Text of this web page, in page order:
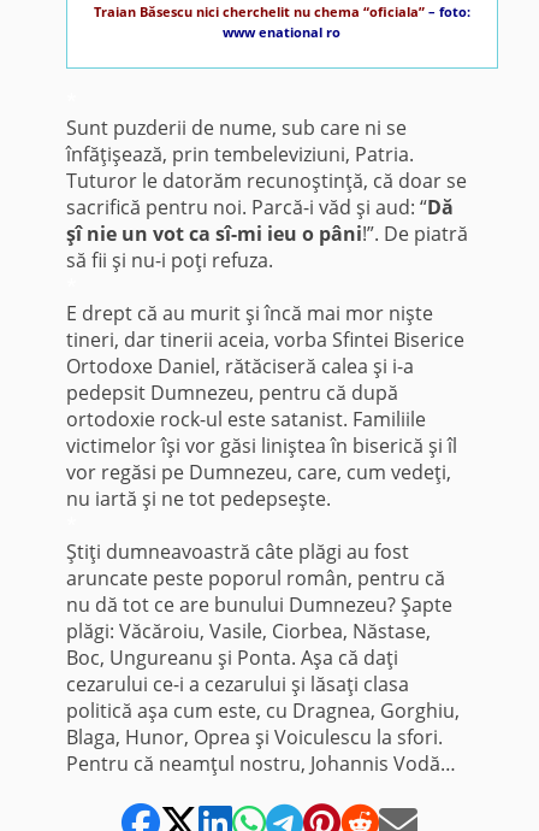
Traian Băsescu nici cherchelit nu chema “oficiala”– foto:
www enational ro
Sunt puzderii de nume, sub care ni se
înfăţişează, prin tembeleviziuni, Patria.
Tuturor le datorăm recunoştinţă, că doar se
sacrifică pentru noi. Parcă-i văd şi aud: “Dă
şî nie un vot ca sî-mi ieu o pâni!”. De piatră
să fii şi nu-i poţi refuza.
E drept că au murit şi încă mai mor nişte
tineri, dar tinerii aceia, vorba Sfintei Biserice
Ortodoxe Daniel, rătăciseră calea şi i-a
pedepsit Dumnezeu, pentru că după
ortodoxie rock-ul este satanist. Familiile
victimelor îşi vor găsi liniştea în biserică şi îl
vor regăsi pe Dumnezeu, care, cum vedeţi,
nu iartă şi ne tot pedepseşte.
Ştiţi dumneavoastră câte plăgi au fost
aruncate peste poporul român, pentru că
nu dă tot ce are bunului Dumnezeu? Şapte
plăgi: Văcăroiu, Vasile, Ciorbea, Năstase,
Boc, Ungureanu şi Ponta. Aşa că daţi
cezarului ce-i a cezarului şi lăsaţi clasa
politică aşa cum este, cu Dragnea, Gorghiu,
Blaga, Hunor, Oprea şi Voiculescu la sfori.
Pentru că neamţul nostru, Johannis Vodă…